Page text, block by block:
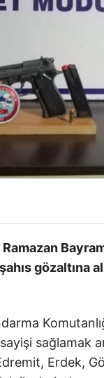
gözaltına
sağlamak
Erdek,